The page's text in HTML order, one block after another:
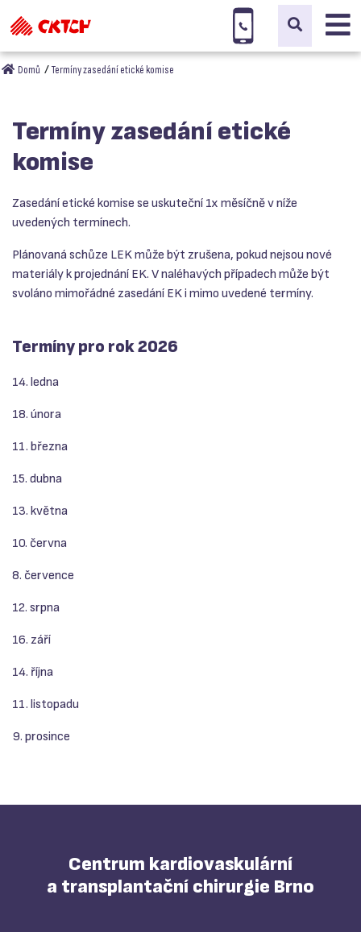
Domů Termíny zasedání etické komise
Termíny zasedání etické
komise
Zasedání etické komise se uskuteční 1x měsíčně v níže
uvedených termínech.
Plánovaná schůze LEK může být zrušena, pokud nejsou nové
materiály k projednání EK. V naléhavých případech může být
svoláno mimořádné zasedání EK i mimo uvedené termíny.
Termíny pro rok 2026
14. ledna
18. února
11. března
15. dubna
13. května
10. června
8. července
12. srpna
16. září
14. října
11. listopadu
9. prosince
Centrum kardiovaskulární
a transplantační chirurgie Brno